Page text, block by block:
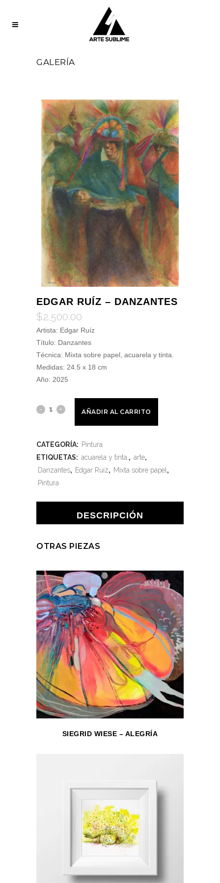
GALERÍA
EDGAR RUÍZ – DANZANTES
$2,500.00
Artista: Edgar Ruíz
Título: Danzantes
Técnica: Mixta sobre papel, acuarela y tinta.
Medidas: 24.5 x 18 cm
Año: 2025
AÑADIR AL CARRITO
CATEGORÍA: Pintura
ETIQUETAS: acuarela y tinta. , arte,
Danzantes, Edgar Ruíz, Mixta sobre papel ,
Pintura
DESCRIPCIÓN
OTRAS PIEZAS
SIEGRID WIESE – ALEGRÍA